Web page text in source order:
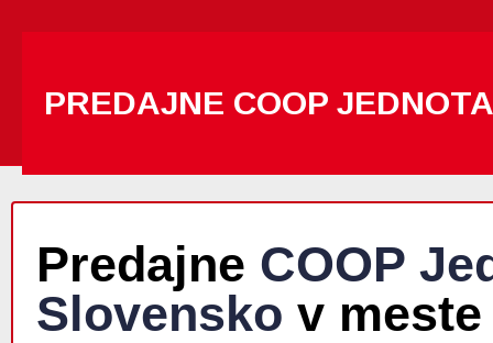
PREDAJNE COOP
Predajne COOP
Slovensko v